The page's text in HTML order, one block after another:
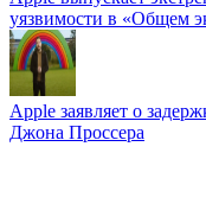
уязвимости в «Общем
Apple заявляет о
Джона Проссера